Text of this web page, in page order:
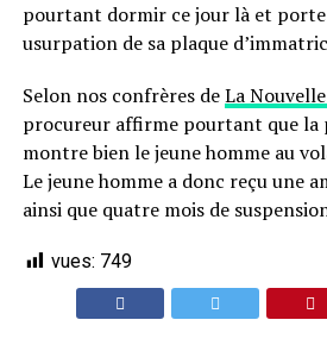
pourtant dormir ce jour là et
usurpation de sa plaque
Selon nos confrères deLa
procureur affirme pourtant que la
montre bien le jeune homme au
Le jeune homme a donc reçu une
ainsi que quatre mois de
vues: 749